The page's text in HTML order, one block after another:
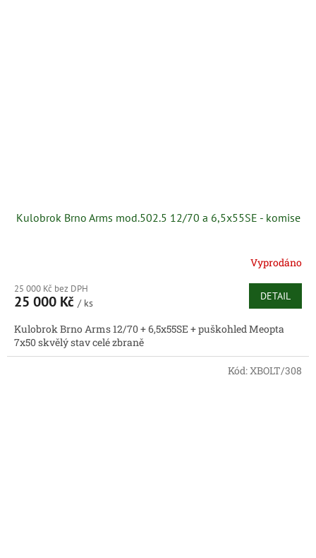
Kulobrok Brno Arms mod.502.5 12/70 a 6,5x55SE - komise
Vyprodáno
25 000 Kč bez DPH
25 000 Kč / ks
DETAIL
Kulobrok Brno Arms 12/70 + 6,5x55SE + puškohled Meopta
7x50 skvělý stav celé zbraně
Kód:XBOLT/308